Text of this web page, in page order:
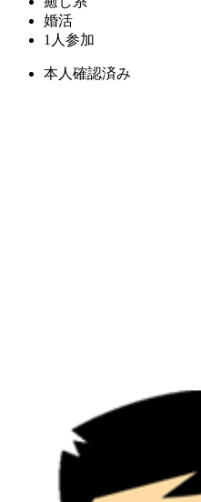
婚活
1人参加
本人確認済み